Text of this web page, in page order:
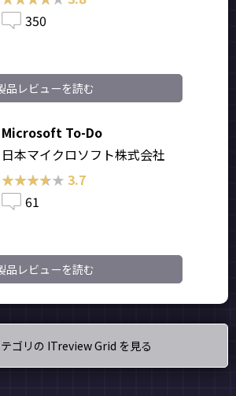
350
品レビューを読む
Microsoft To-Do
日本マイクロソフト株式会社
★★★★★
★★★★★ 3.7
61
品レビューを読む
ゴリの ITreview Grid を見る